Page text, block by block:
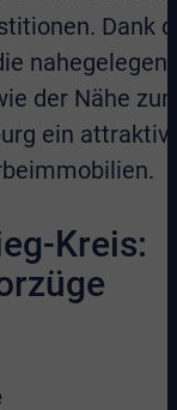
Dank
der Nähe
ein
Kreis: